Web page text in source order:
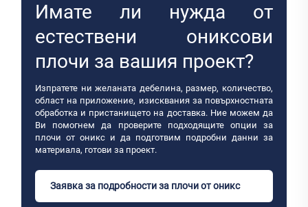
Имате ли нужда от
естествени ониксови
плочи за вашия проект?
Изпратете ни желаната дебелина, размер, количество,
област на приложение, изисквания за повърхностната
обработка и пристанището на доставка. Ние можем да
Ви помогнем да проверите подходящите опции за
плочи от оникс и да подготвим подробни данни за
материала, готови за проект.
Заявка за подробности за плочи от оникс